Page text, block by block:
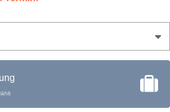
Bademantelservice (gegen Gebühr, ca.
Massagen, medizinische Bäder,
lokale Kältetherapie und
(ca. 28 m²) mit Bad oder DU/WC,
Kühlschrank, Sitzecke und Balkon.
geprägt von Wind und Wetter, zeigt
für einen gelungenen Kur-,
bieten.
vom Strand und Meer angezogen,
Leuchtturm und Seebrücke ist nur der
restaurierten Altstadt lohnt sich: Das
Hafenviertel, die beeindruckende
Passagen mit kleinen Läden und
- Reiseleitung Kolberg
- Reiseleitung Kolberg